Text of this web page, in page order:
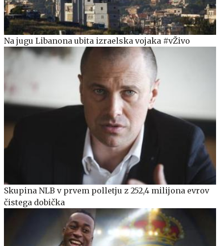
Na jugu Libanona ubita izraelska vojaka #vŽivo
Skupina NLB v prvem polletju z 252,4 milijona evrov
čistega dobička